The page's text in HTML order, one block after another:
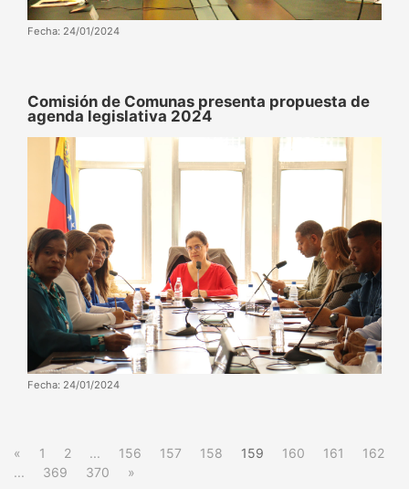
Fecha: 24/01/2024
Comisión de Comunas presenta propuesta de
agenda legislativa 2024
Fecha: 24/01/2024
« 1 2 ... 156 157 158 159 160 161
162
...
369 370 »